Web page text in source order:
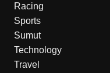
Racing
Sports
Sumut
Technology
Travel